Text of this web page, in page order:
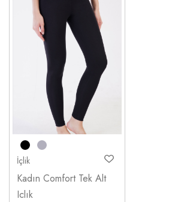
İçlik
Kadın Comfort Tek Alt
Iclık